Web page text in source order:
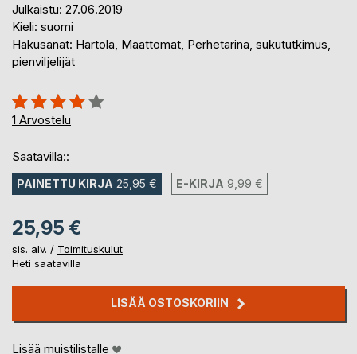
Julkaistu: 27.06.2019
Kieli: suomi
Hakusanat: Hartola, Maattomat, Perhetarina, sukututkimus,
pienviljelijät
Arvostelu::
80%
1 Arvostelu
Saatavilla::
PAINETTU KIRJA 25,95 € E-KIRJA 9,99 €
25,95 €
sis. alv. / Toimituskulut
Heti saatavilla
LISÄÄ OSTOSKORIIN
Lisää muistilistalle